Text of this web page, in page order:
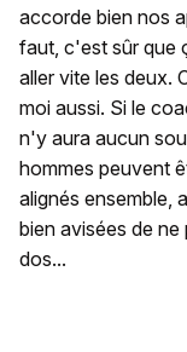
accorde bien nos
faut, c'est sûr que
aller vite les deux.
moi aussi. Si le
n'y aura aucun
hommes peuvent
alignés ensemble,
bien avisées de
dos...